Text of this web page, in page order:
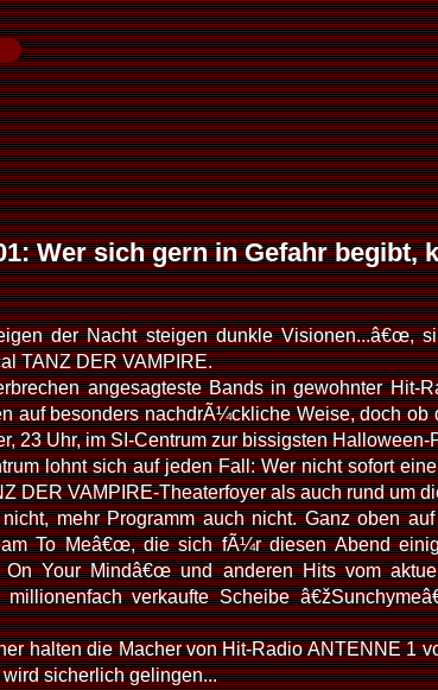
Wer sich gern in Gefahr begibt,
der Nacht steigen dunkle Visionen...â€œ,
TANZ DER VAMPIRE.
angesagteste Bands in gewohnter Hit-
auf besonders nachdrÃ¼ckliche Weise, doch
23 Uhr, im SI-Centrum zur bissigsten
lohnt sich auf jeden Fall: Wer nicht sofort
DER VAMPIRE-Theaterfoyer als auch rund um
mehr Programm auch nicht. Ganz oben
To Meâ€œ, die sich fÃ¼r diesen Abend
Your Mindâ€œ und anderen Hits vom
verkaufte Scheibe
halten die Macher von Hit-Radio ANTENNE 1
sicherlich gelingen...